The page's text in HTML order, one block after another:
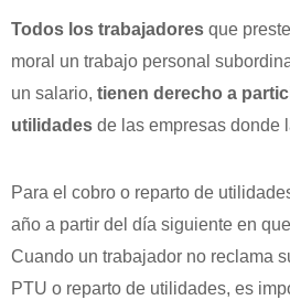
Todos los trabajadores que
moral un trabajo personal
un salario, tienen derecho a
utilidades de las empresas donde
Para el cobro o reparto de
año a partir del día siguiente en
Cuando un trabajador no reclama
PTU o reparto de utilidades, es